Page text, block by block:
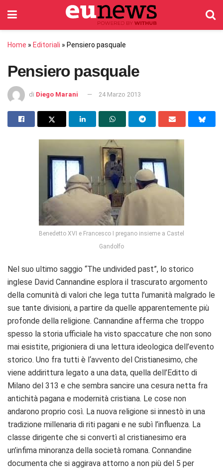
Home » Editoriali » Pensiero pasquale
Pensiero pasquale
di Diego Marani 24 Marzo 2013
Benedetto XVI e Francesco I pregano insieme a Castel
Gandolfo
Nel suo ultimo saggio “The undivided past”, lo storico
inglese David Cannandine esplora il trascurato argomento
della comunità di valori che lega tutta l’umanità malgrado le
sue tante divisioni, a partire da quelle apparentemente più
profonde della religione. Cannandine afferma che troppo
spesso la storia ufficiale ha visto spaccature che non sono
mai esistite, prigioniera di una lettura ideologica dell’evento
storico. Uno fra tutti è l‘avvento del Cristianesimo, che
viene addirittura legato a una data, quella dell’Editto di
Milano del 313 e che sembra sancire una cesura netta fra
antichità pagana e modernità cristiana. Le cose non
andarono proprio così. La nuova religione si innestò in una
tradizione millenaria di riti pagani e ne subì l’influenza. La
classe dirigente che si convertì al cristianesimo era
un’infima minoranza della società romana. Connandine
documenta che si aggirava attorno a non più del 5 per